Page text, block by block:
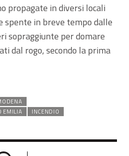
propagate in diversi locali
spente in breve tempo dalle
sopraggiunte per domare
dal rogo, secondo la prima
EMILIA
INCENDIO